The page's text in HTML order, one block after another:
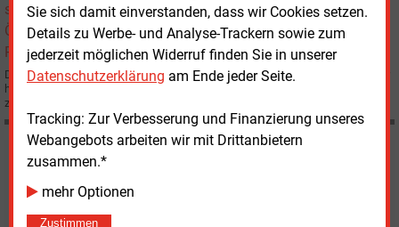
Sie sich damit einverstanden, dass wir Cookies setzen.
Details zu Werbe- und Analyse-Trackern sowie zum
jederzeit möglichen Widerruf finden Sie in unserer
Datenschutzerklärung am Ende jeder Seite.
Tracking: Zur Verbesserung und Finanzierung unseres
Webangebots arbeiten wir mit Drittanbietern
zusammen.*
mehr Optionen
Zustimmen
Die Umweltorganisation Greenpeace hat sich dafür ausgesprochen, 90 % der
heute in Betrieb befindlichen Kohle- und Kernkraftwerke bis 2030 vom Netz
zu nehmen.
Möchten Sie diese und
weitere Nachrichten lesen?